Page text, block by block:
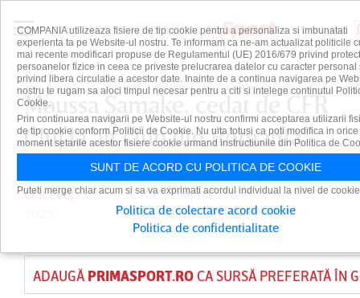
Moussa Samake, cedat de CFR
Cluj la alt club din România
CFR CLUJ PUBLICAT DEDAIAN CUTU PE 11 AUG
ADAUGĂ PRIMASPORT.ROCA SURSĂ PREFERATĂ ÎN
COMPANIA utilizeaza fisiere de tip cookie pentru a personaliza si imbunatati
experienta ta pe Website-ul nostru. Te informam ca ne-am actualizat politicile
mai recente modificari propuse de Regulamentul (UE) 2016/679 privind
persoanelor fizice in ceea ce priveste prelucrarea datelor cu caracter personal
privind libera circulatie a acestor date. Inainte de a continua navigarea pe
nostru te rugam sa aloci timpul necesar pentru a citi si intelege continutul
Cookie.
Prin continuarea navigarii pe Website-ul nostru confirmi acceptarea utilizarii
de tip cookie conform Politicii de Cookie. Nu uita totusi ca poti modifica in orice
moment setarile acestor fisiere cookie urmand instructiunile din Politica de
SUNT DE ACORD CU POLITICA DE COOKIE
Puteti merge chiar acum si sa va exprimati acordul individual la nivel de
Politica de colectare acord cookie
Politica de confidentialitate